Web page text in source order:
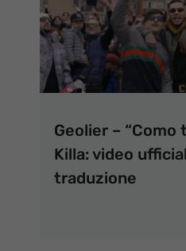
Geolier – “Como
Killa: video
traduzione